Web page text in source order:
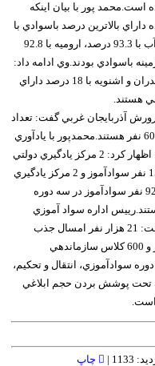
نرخ به 96.5 درصد رسيده است.محمد پور با بيان اينکه
شهرستان نقده داراي بالاترين درصد باسوادي با
93.4 جمعيت بود اضافه کرد: شهرستان مياندوآب با 93.3 درصد، اروميه با 92.8
باسوادي بودند.وي ادامه داد:
همچنين شهرستان‌هاي شوط با 16 درصد و چالدران و اشنويه با 18 درصد داراي
هستند.
آذربايجان غربي گفت: تعداد
آموزش دهنده‌ها در استان نيز حدود يکهزار و 600 نفر هستند.محمدپور با يادآوري
اينکه چهار مرکز يادگيري در استان فعال است، اظهار کرد: 2 مرکز يادگيري دولتي
در شهرستان‌هاي مياندوآب و بوکان با تعداد 156 نفر سوادآموز و 2 مرکز يادگيري
مشارکتي در شهرستان اروميه و ماکو با تعداد 92 نفر سوادآموز در سه دوره
اداره سواد آموزي
اداره کل آموزش و پرورش آذربايجان غربي گفت: 21 هزار نفر امسال جذب
کلاس‌هاي نهضت سوادآموزي شده و در يکهزار و 600 کلاس سازماندهي
سوادآموزي، انتقال و تحکيم،
زمينه تحت پوشش بردن حجم ابلاغي
است.
| چاپ